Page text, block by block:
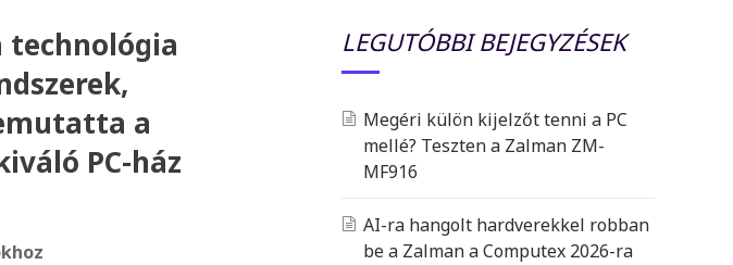
technológia
a
PC-ház
LEGUTÓBBI BEJEGYZÉSEK
Megéri külön kijelzőt tenni a PC
mellé? Teszten a Zalman ZM-
MF916
AI-ra hangolt hardverekkel robban
be a Zalman a Computex 2026-ra